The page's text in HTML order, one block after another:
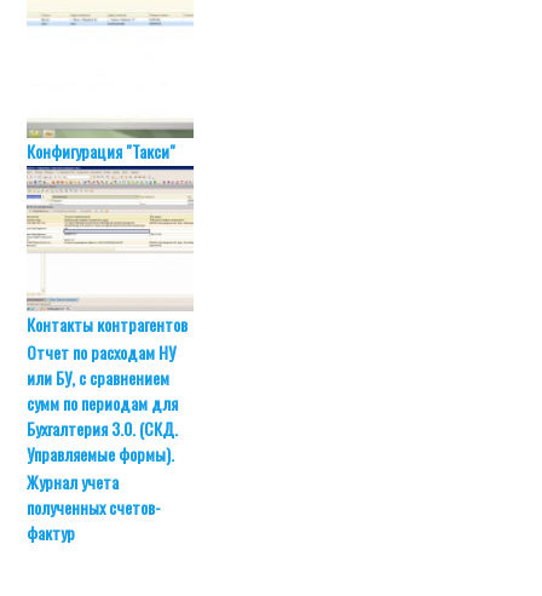
Конфигурация "Такси"
Контакты контрагентов
Отчет по расходам НУ
или БУ, с сравнением
сумм по периодам для
Бухгалтерия 3.0. (СКД.
Управляемые формы).
Журнал учета
полученных счетов-
фактур